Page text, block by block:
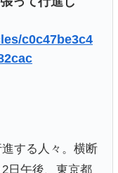
c0c47be3c4
進する人々。横断
日午後、東京都